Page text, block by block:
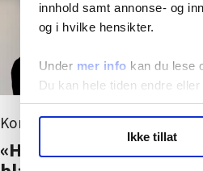
innhold samt annonse- og
og i hvilke hensikter.
Under mer info kan du lese
Du kan hele tiden endre
LO Medias publikasjoner
hvordan våre nettsider blir
Ikke tillat
Kommentar
«Hvorfor skal EØS og